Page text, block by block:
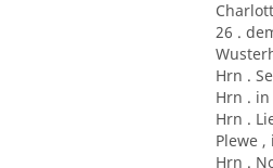
26 .
Hrn .
Hrn .
Hrn .
Plewe
Hrn .